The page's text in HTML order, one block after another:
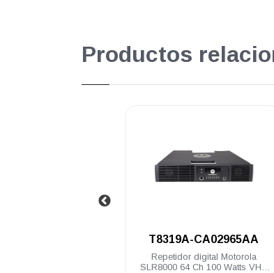
Productos
HKVN4580
Licencia Bluetooth de audio y
programacion de datos Motorola